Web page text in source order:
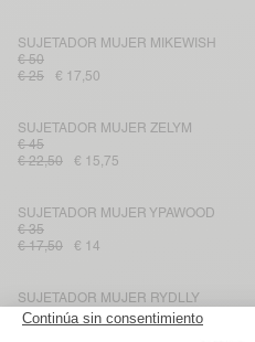
SUJETADOR MUJER MIKEWISH
€ 50
€ 25
€ 17,50
SUJETADOR MUJER ZELYM
€ 45
€ 22,50
€ 15,75
SUJETADOR MUJER YPAWOOD
€ 35
€ 17,50
€ 14
SUJETADOR MUJER RYDLLY
€ 45